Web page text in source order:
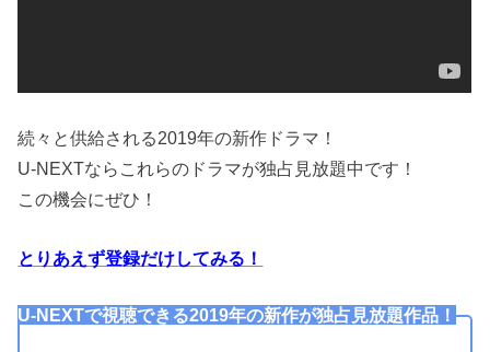
続々と供給される2019年の新作ドラマ！
U-NEXTならこれらのドラマが独占見放題中です！
この機会にぜひ！
とりあえず登録だけしてみる！
U-NEXTで視聴できる2019年の新作が独占見放題作品！